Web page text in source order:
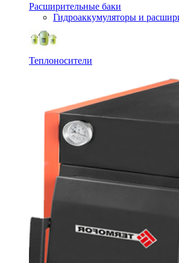
Расширительные баки
Гидроаккумуляторы и
Теплоносители